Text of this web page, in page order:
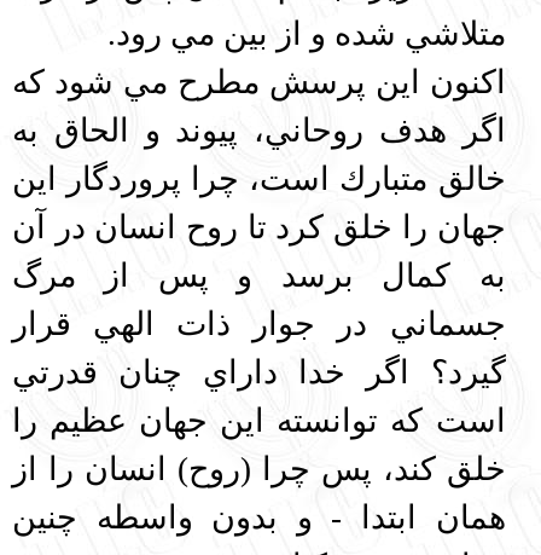
متلاشي شده و از بين مي رود.
اكنون اين پرسش مطرح مي شود كه
اگر هدف روحاني، پيوند و الحاق به
خالق متبارك است، چرا پروردگار اين
جهان را خلق كرد تا روح انسان در آن
به كمال برسد و پس از مرگ
جسماني در جوار ذات الهي قرار
گيرد؟ اگر خدا داراي چنان قدرتي
است كه توانسته اين جهان عظيم را
خلق كند، پس چرا (روح) انسان را از
همان ابتدا - و بدون واسطه چنين